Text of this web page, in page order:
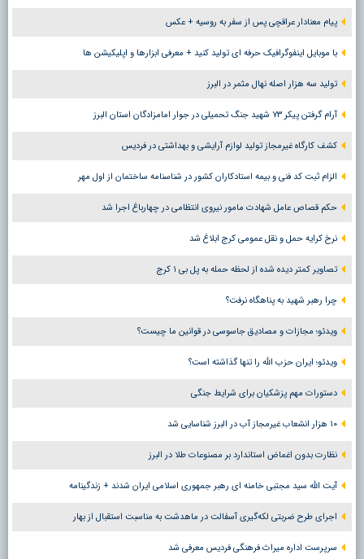
پیام معنادار عراقچی پس از سفر به روسیه + عکس
با موبایل اینفوگرافیک حرفه ای تولید کنید + معرفی ابزارها و اپلیکیشن ها
تولید سه هزار اصله نهال مثمر در البرز
آرام گرفتن پیکر ۷۳ شهید جنگ تحمیلی در جوار امامزادگان استان البرز
کشف کارگاه غیرمجاز تولید لوازم آرایشی و بهداشتی در فردیس
الزام ثبت کد فنی و بیمه استادکاران کشور در شناسنامه ساختمان از اول مهر
حکم قصاص عامل شهادت مامور نیروی انتظامی در چهارباغ اجرا شد
نرخ کرایه حمل و نقل عمومی کرج ابلاغ شد
تصاویر کمتر دیده شده از لحظه حمله به پل بی ۱ کرج
چرا رهبر شهید به پناهگاه نرفت؟
ویدئو؛ مجازات و مصادیق جاسوسی در قوانین ما چیست؟
ویدئو؛ ایران حزب الله را تنها گذاشته است؟
دستورات مهم پزشکیان برای شرایط جنگی
۱۰ هزار انشعاب غیرمجاز آب در البرز شناسایی شد
نظارت بدون اغماض استاندارد بر مصنوعات طلا در البرز
آیت الله سید مجتبی خامنه ای رهبر جمهوری اسلامی ایران شدند + زندگینامه
اجرای طرح ضربتی لکه‌گیری آسفالت در ماهدشت به مناسبت استقبال از بهار
سرپرست اداره میراث فرهنگی فردیس معرفی شد